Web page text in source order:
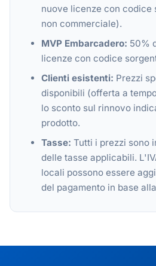
nuove licenze con codice
non commerciale).
MVP Embarcadero: 50%
licenze con codice
Clienti esistenti: Prezzi
disponibili (offerta a
lo sconto sul rinnovo
prodotto.
Tasse: Tutti i prezzi sono
delle tasse applicabili.
locali possono essere
del pagamento in base